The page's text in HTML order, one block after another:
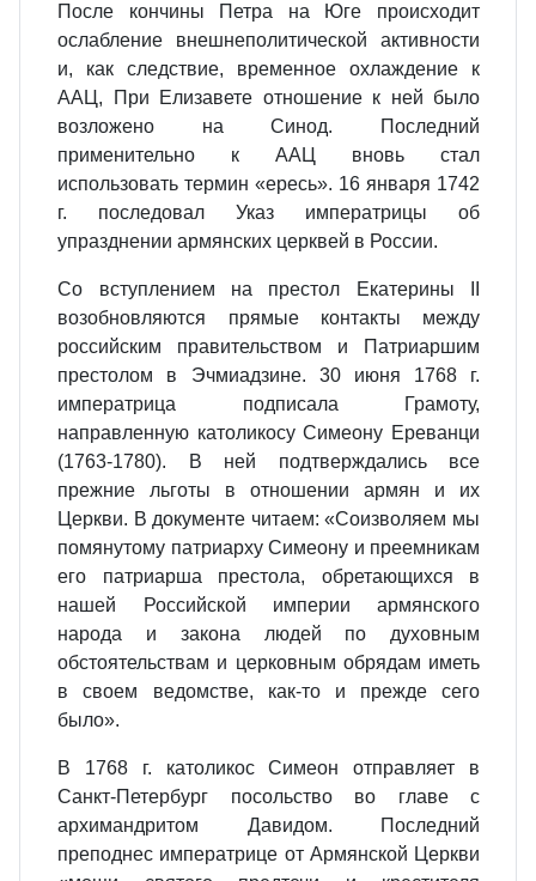
После кончины Петра на Юге происходит
ослабление внешнеполитической активности
и, как следствие, временное охлаждение к
ААЦ, При Елизавете отношение к ней было
возложено на Синод. Последний
применительно к ААЦ вновь стал
использовать термин «ересь». 16 января 1742
г. последовал Указ императрицы об
упразднении армянских церквей в России.
Со вступлением на престол Екатерины II
возобновляются прямые контакты между
российским правительством и Патриаршим
престолом в Эчмиадзине. 30 июня 1768 г.
императрица подписала Грамоту,
направленную католикосу Симеону Ереванци
(1763-1780). В ней подтверждались все
прежние льготы в отношении армян и их
Церкви. В документе читаем: «Соизволяем мы
помянутому патриарху Симеону и преемникам
его патриарша престола, обретающихся в
нашей Российской империи армянского
народа и закона людей по духовным
обстоятельствам и церковным обрядам иметь
в своем ведомстве, как-то и прежде сего
было».
В 1768 г. католикос Симеон отправляет в
Санкт-Петербург посольство во главе с
архимандритом Давидом. Последний
преподнес императрице от Армянской Церкви